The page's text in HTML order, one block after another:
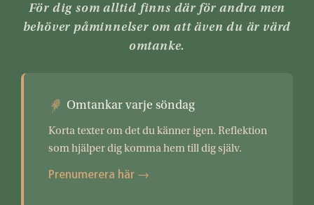
För dig som alltid finns där för andra men
behöver påminnelser om att även du är värd
omtanke.
Omtankar varje söndag
Korta texter om det du känner igen. Reflektion
som hjälper dig komma hem till dig själv.
Prenumerera här →